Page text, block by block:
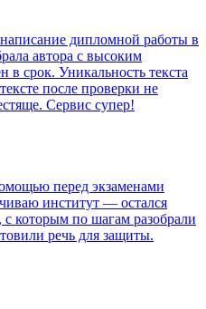
дипломной работы в
автора с высоким
в срок. Уникальность текста
после проверки не
Сервис супер!
перед экзаменами
институт — остался
которым по шагам разобрали
речь для защиты.